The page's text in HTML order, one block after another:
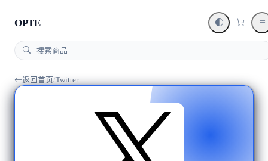
OPTE
返回首页/Twitter